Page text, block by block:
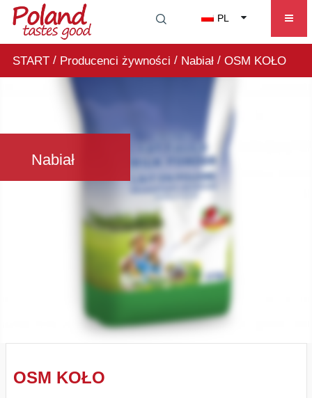
PL
START/ Producenci żywności / Nabiał/ OSM KOŁO
Nabiał
OSM KOŁO